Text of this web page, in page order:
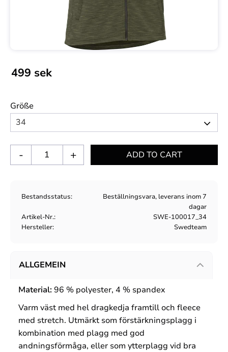
499 sek
Größe
+
-
Bestandsstatus
Beställningsvara, leverans inom 7
dagar
Artikel-Nr.
SWE-100017_34
Hersteller
Swedteam
ALLGEMEIN
Material: 96 % polyester, 4 % spandex
Varm väst med hel dragkedja framtill och fleece
med stretch. Utmärkt som förstärkningsplagg i
kombination med plagg med god
andningsförmåga, eller som ytterplagg vid bra